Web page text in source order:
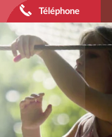
Téléphone